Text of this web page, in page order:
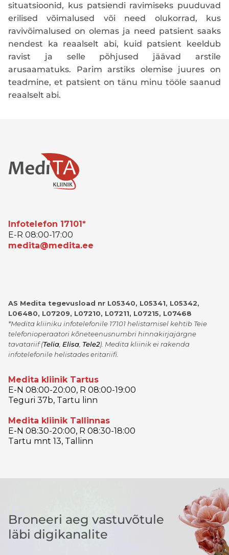
situatsioonid, kus patsiendi ravimiseks puuduvad
erilised võimalused või need olukorrad, kus
ravivõimalused on olemas ja need patsient saaks
nendest ka reaalselt abi, kuid patsient keeldub
ravist ja selle põhjused jäävad arstile
arusaamatuks. Parim arstiks olemise juures on
teadmine, et patsient on tänu minu tööle saanud
reaalselt abi.
Infotelefon 17101*
E-R 08:00-17:00
medita@medita.ee
Medita kliinik Tartus
E-N 08:00-20:00, R 08:00-19:00
Teguri 37b, Tartu linn
Medita kliinik Tallinnas
E-N 08:30-20:00, R 08:30-18:00
Tartu mnt 13, Tallinn
AS Medita tegevusload nr L05340, L05341, L05342,
L06480, L07209, L07210, L07211, L07215, L07468
*Medita kliiniku infotelefonile 17101 helistamisel kehtib Teie
telefonioperaatori kõneteenusnumbri hinnakirjajärgne
tavatariif(Telia Elisa Tele2) . Medita kliinik ei rakenda
infotelefonile helistades eritariifi.
Broneeri aeg vastuvõtule
läbi digikanalite